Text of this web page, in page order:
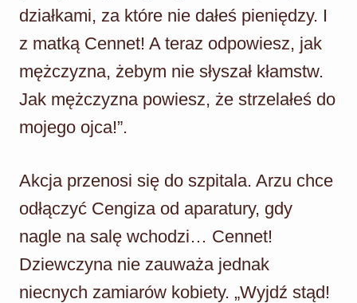
działkami, za które nie dałeś pieniędzy. I
z matką Cennet! A teraz odpowiesz, jak
mężczyzna, żebym nie słyszał kłamstw.
Jak mężczyzna powiesz, że strzelałeś do
mojego ojca!”.
Akcja przenosi się do szpitala. Arzu chce
odłączyć Cengiza od aparatury, gdy
nagle na salę wchodzi… Cennet!
Dziewczyna nie zauważa jednak
niecnych zamiarów kobiety. „Wyjdź stąd!